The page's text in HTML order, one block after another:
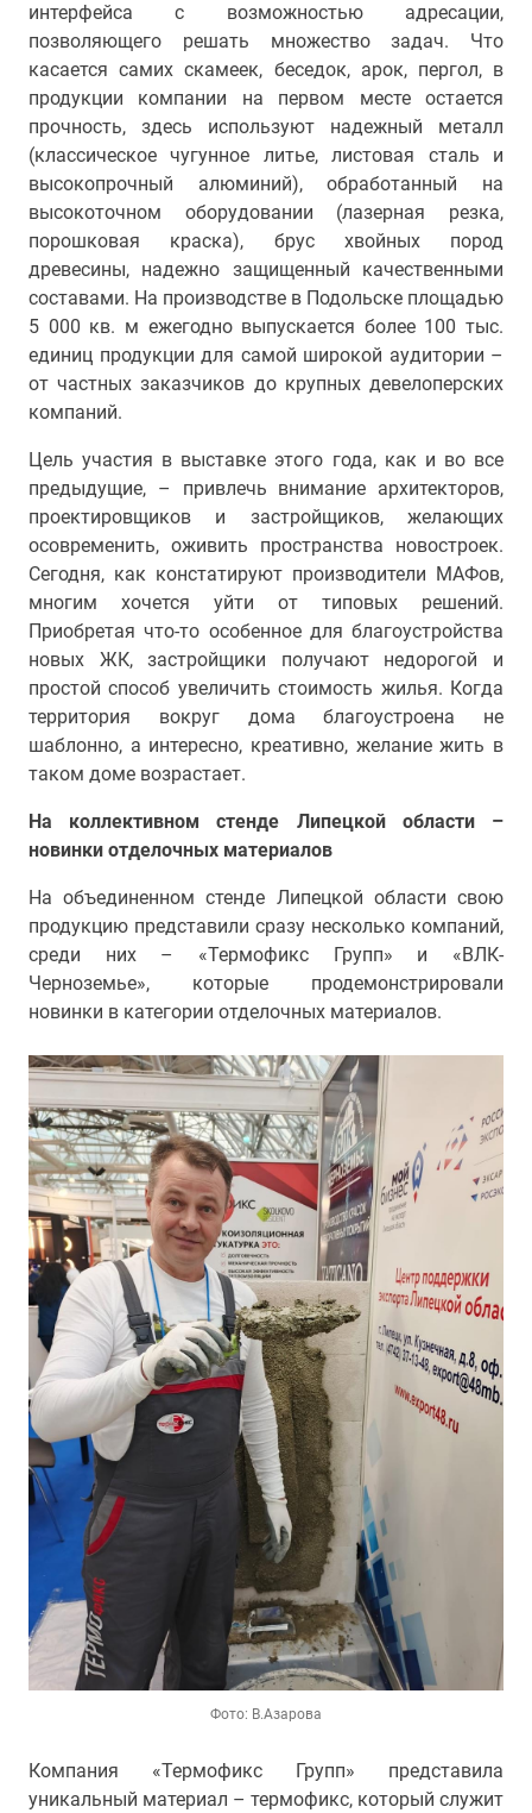
интерфейса с возможностью адресации,
позволяющего решать множество задач. Что
касается самих скамеек, беседок, арок, пергол, в
продукции компании на первом месте остается
прочность, здесь используют надежный металл
(классическое чугунное литье, листовая сталь и
высокопрочный алюминий), обработанный на
высокоточном оборудовании (лазерная резка,
порошковая краска), брус хвойных пород
древесины, надежно защищенный качественными
составами. На производстве в Подольске площадью
5 000 кв. м ежегодно выпускается более 100 тыс.
единиц продукции для самой широкой аудитории –
от частных заказчиков до крупных девелоперских
компаний.
Цель участия в выставке этого года, как и во все
предыдущие, – привлечь внимание архитекторов,
проектировщиков и застройщиков, желающих
осовременить, оживить пространства новостроек.
Сегодня, как констатируют производители МАФов,
многим хочется уйти от типовых решений.
Приобретая что-то особенное для благоустройства
новых ЖК, застройщики получают недорогой и
простой способ увеличить стоимость жилья. Когда
территория вокруг дома благоустроена не
шаблонно, а интересно, креативно, желание жить в
таком доме возрастает.
На коллективном стенде Липецкой области –
новинки отделочных материалов
На объединенном стенде Липецкой области свою
продукцию представили сразу несколько компаний,
среди них – «Термофикс Групп» и «ВЛК-
Черноземье», которые продемонстрировали
новинки в категории отделочных материалов.
Фото: В.Азарова
Компания «Термофикс Групп» представила
уникальный материал – термофикс, который служит